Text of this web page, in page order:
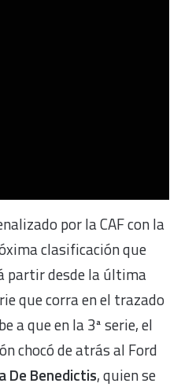
por la CAF con la
clasificación que
partir desde la última
que corra en el trazado
a que en la 3ª serie, el
chocó de atrás al Ford
De Benedictis, quien se